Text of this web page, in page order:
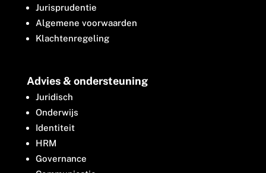
Jurisprudentie
Algemene voorwaarden
Klachtenregeling
Advies & ondersteuning
Juridisch
Onderwijs
Identiteit
HRM
Governance